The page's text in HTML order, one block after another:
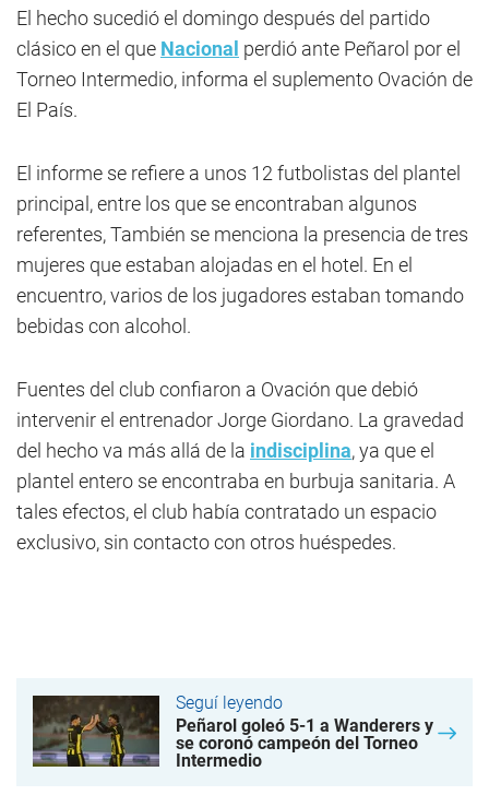
El hecho sucedió el domingo después del partido
clásico en el que Nacional perdió ante Peñarol por el
Torneo Intermedio, informa el suplemento Ovación de
El País.
El informe se refiere a unos 12 futbolistas del plantel
principal, entre los que se encontraban algunos
referentes, También se menciona la presencia de tres
mujeres que estaban alojadas en el hotel. En el
encuentro, varios de los jugadores estaban tomando
bebidas con alcohol.
Fuentes del club confiaron a Ovación que debió
intervenir el entrenador Jorge Giordano. La gravedad
del hecho va más allá de la indisciplina, ya que el
plantel entero se encontraba en burbuja sanitaria. A
tales efectos, el club había contratado un espacio
exclusivo, sin contacto con otros huéspedes.
Seguí leyendo
Peñarol goleó 5-1 a Wanderers y
se coronó campeón del Torneo
Intermedio